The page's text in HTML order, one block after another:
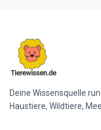
Deine Wissensquelle
Haustiere, Wildtiere,